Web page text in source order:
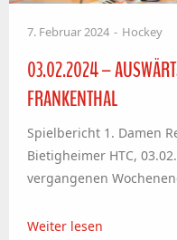
7. Februar 2024 Hockey
03.02.2024 –
FRANKENTHAL
Spielbericht 1. Damen
Bietigheimer HTC,
vergangenen
Weiter lesen